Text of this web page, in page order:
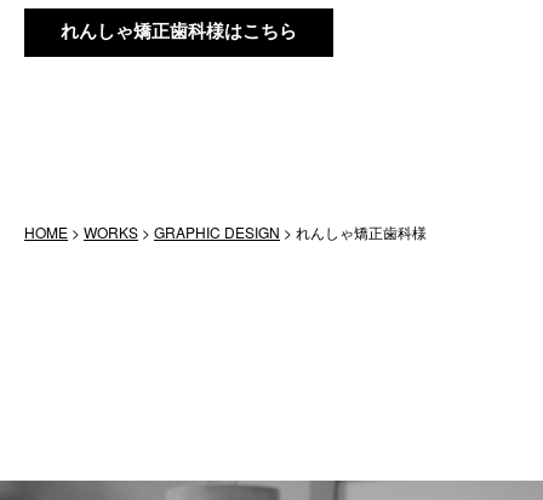
れんしゃ矯正歯科様はこちら
HOME > WORKS > GRAPHIC DESIGN > れんしゃ矯正歯科様